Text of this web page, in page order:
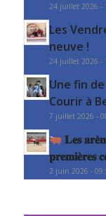
24 juillet 2026 -
Les
neuve !
24 juillet 2026 -
Une fin
Courir à
7 juillet 2026 -
𝐋𝐞𝐬
𝐩𝐫𝐞𝐦𝐢𝐞̀𝐫𝐞𝐬
2 juin 2026 -